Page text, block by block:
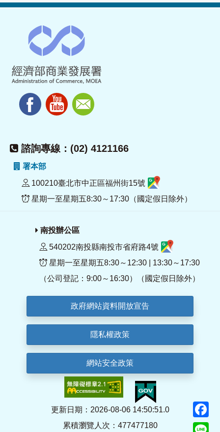
諮詢專線：(02) 4121166
署本部
100210臺北市中正區福州街15號
星期一至星期五8:30～17:30（國定假日除外）
南投辦公區
540202南投縣南投市省府路4號
星期一至星期五8:30～12:30 | 13:30～17:30
（公司登記：9:00～16:30）（國定假日除外）
政府網站資料開放宣告
隱私權政策
網站安全政策
更新日期：2026-08-06 14:50:51.0
累積瀏覽人次：477477180